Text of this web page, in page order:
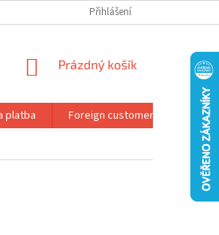
REKLAMAČNÍ ŘÁD
Přihlášení
NÁKUPNÍ
Prázdný košík
platba Foreign customers